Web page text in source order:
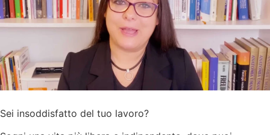
Sei insoddisfatto del tuo lavoro?